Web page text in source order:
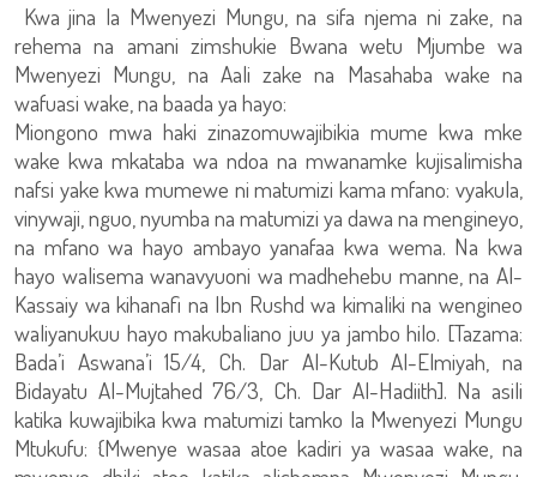
Kwa jina la Mwenyezi Mungu, na sifa njema ni zake, na
rehema na amani zimshukie Bwana wetu Mjumbe wa
Mwenyezi Mungu, na Aali zake na Masahaba wake na
wafuasi wake, na baada ya hayo:
Miongono mwa haki zinazomuwajibikia mume kwa mke
wake kwa mkataba wa ndoa na mwanamke kujisalimisha
nafsi yake kwa mumewe ni matumizi kama mfano: vyakula,
vinywaji, nguo, nyumba na matumizi ya dawa na mengineyo,
na mfano wa hayo ambayo yanafaa kwa wema. Na kwa
hayo walisema wanavyuoni wa madhehebu manne, na Al-
Kassaiy wa kihanafi na Ibn Rushd wa kimaliki na wengineo
waliyanukuu hayo makubaliano juu ya jambo hilo. [Tazama:
Bada’i Aswana’i 15/4, Ch. Dar Al-Kutub Al-Elmiyah, na
Bidayatu Al-Mujtahed 76/3, Ch. Dar Al-Hadiith]. Na asili
katika kuwajibika kwa matumizi tamko la Mwenyezi Mungu
Mtukufu: {Mwenye wasaa atoe kadiri ya wasaa wake, na